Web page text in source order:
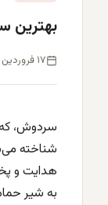
بهترین
۱۷ فروردین ۱۴۰۳
سردوش،
شناخته
هدایت و
به شیر